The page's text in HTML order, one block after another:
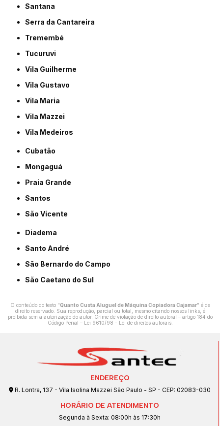
Santana
Serra da Cantareira
Tremembé
Tucuruvi
Vila Guilherme
Vila Gustavo
Vila Maria
Vila Mazzei
Vila Medeiros
Cubatão
Mongaguá
Praia Grande
Santos
São Vicente
Diadema
Santo André
São Bernardo do Campo
São Caetano do Sul
O conteúdo do texto "Quanto Custa Aluguel de Máquina Copiadora Cajamar" é de
direito reservado. Sua reprodução, parcial ou total, mesmo citando nossos links, é
proibida sem a autorização do autor. Crime de violação de direito autoral – artigo 184 do
Código Penal – Lei 9610/98 - Lei de direitos autorais.
ENDEREÇO
R. Lontra, 137 - Vila Isolina Mazzei São Paulo - SP - CEP: 02083-030
HORÁRIO DE ATENDIMENTO
Segunda à Sexta: 08:00h às 17:30h